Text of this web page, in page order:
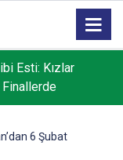
Esti: Kızlar
Finallerde
6 Şubat